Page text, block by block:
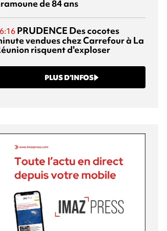
de 84 ans
PRUDENCE Des cocotes
vendues chez Carrefour à La
risquent d'exploser
PLUS D’INFOS